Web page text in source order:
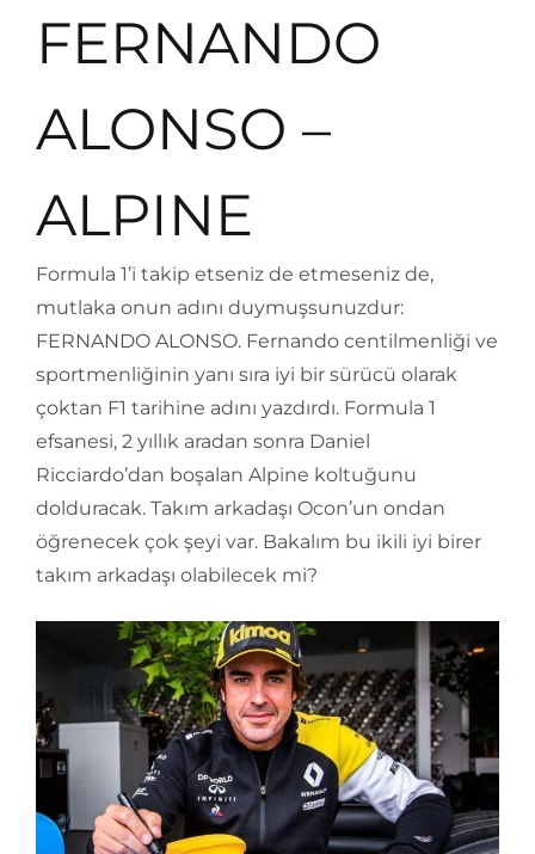
FERNANDO
ALONSO –
ALPINE
Formula 1’i takip etseniz de etmeseniz de,
mutlaka onun adını duymuşsunuzdur:
FERNANDO ALONSO. Fernando centilmenliği ve
sportmenliğinin yanı sıra iyi bir sürücü olarak
çoktan F1 tarihine adını yazdırdı. Formula 1
efsanesi, 2 yıllık aradan sonra Daniel
Ricciardo’dan boşalan Alpine koltuğunu
dolduracak. Takım arkadaşı Ocon’un ondan
öğrenecek çok şeyi var. Bakalım bu ikili iyi birer
takım arkadaşı olabilecek mi?